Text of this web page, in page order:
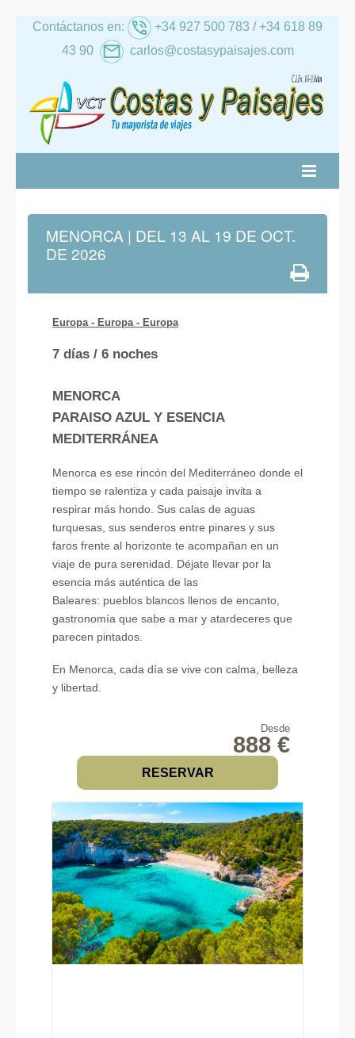
Contáctanos en:
+34 927 500 783 / +34 618 89
43 90
carlos@costasypaisajes.com
MENORCA | DEL 13 AL 19 DE OCT.
DE 2026
Europa - Europa - Europa
7 días / 6 noches
MENORCA
PARAISO AZUL Y ESENCIA
MEDITERRÁNEA
Menorca es ese rincón del Mediterráneo donde el
tiempo se ralentiza y cada paisaje invita a
respirar más hondo. Sus calas de aguas
turquesas, sus senderos entre pinares y sus
faros frente al horizonte te acompañan en un
viaje de pura serenidad. Déjate llevar por la
esencia más auténtica de las
Baleares: pueblos blancos llenos de encanto,
gastronomía que sabe a mar y atardeceres que
parecen pintados.
En Menorca, cada día se vive con calma, belleza
y libertad.
Desde
888 €
RESERVAR